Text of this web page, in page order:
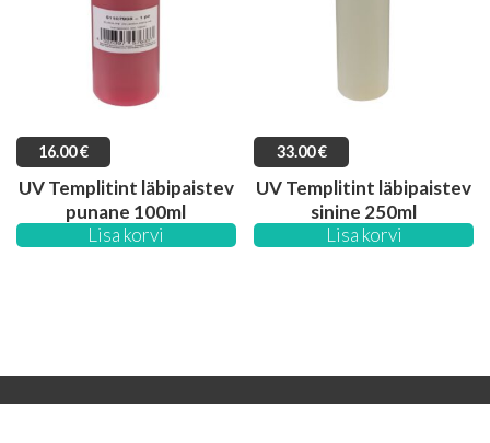
16.00€
UV Templitint läbipaistev
punane 100ml
Lisa korvi
33.00€
UV Templitint läbipaistev
sinine 250ml
Lisa korvi